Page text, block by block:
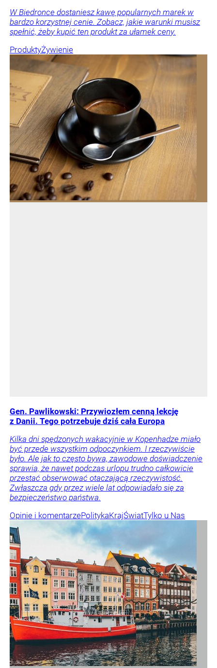
W Biedronce dostaniesz kawę popularnych marek w
bardzo korzystnej cenie. Zobacz, jakie warunki musisz
spełnić, żeby kupić ten produkt za ułamek ceny.
ProduktyŻywienie
Gen. Pawlikowski: Przywiozłem cenną lekcję
z Danii. Tego potrzebuje dziś cała Europa
Kilka dni spędzonych wakacyjnie w Kopenhadze miało
być przede wszystkim odpoczynkiem. I rzeczywiście
było. Ale jak to często bywa, zawodowe doświadczenie
sprawia, że nawet podczas urlopu trudno całkowicie
przestać obserwować otaczającą rzeczywistość.
Zwłaszcza gdy przez wiele lat odpowiadało się za
bezpieczeństwo państwa.
Opinie i komentarzePolitykaKrajŚwiatTylko u Nas